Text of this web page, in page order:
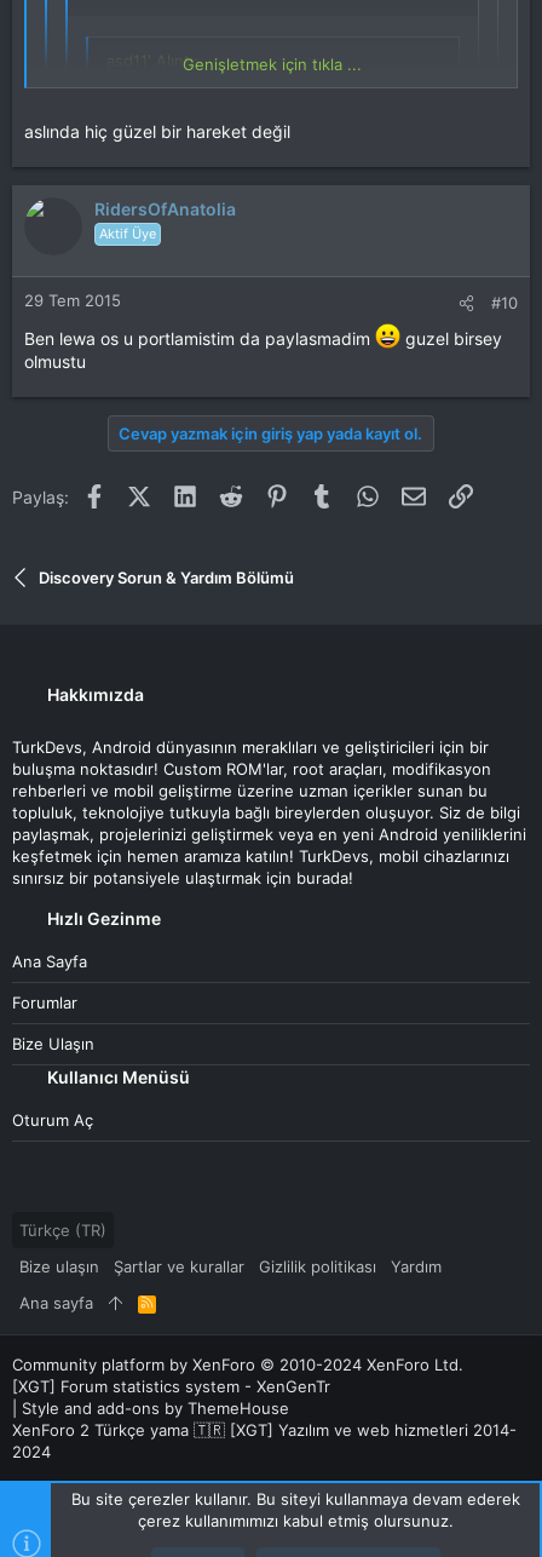
asd11' Alıntı:
Incredible™' Alıntı:
Os yöntemi paylaşılmıyor.Boşuna
Genişletmek için tıkla ...
Genişletmek için tıkla ...
Genişletmek için tıkla ...
aslında hiç güzel bir hareket değil
RidersOfAnatolia
Aktif Üye
29 Tem 2015 #10
Ben lewa os u portlamistim da paylasmadim
guzel birsey
olmustu
Cevap yazmak için giriş yap yada kayıt ol.
Paylaş: FacebookX (Twitter)
LinkedInReddit PinterestTumblr WhatsApp
E-postaLink
Discovery Sorun & Yardım Bölümü
Hakkımızda
TurkDevs, Android dünyasının meraklıları ve geliştiricileri için bir
buluşma noktasıdır! Custom ROM'lar, root araçları, modifikasyon
rehberleri ve mobil geliştirme üzerine uzman içerikler sunan bu
topluluk, teknolojiye tutkuyla bağlı bireylerden oluşuyor. Siz de bilgi
paylaşmak, projelerinizi geliştirmek veya en yeni Android yeniliklerini
keşfetmek için hemen aramıza katılın! TurkDevs, mobil cihazlarınızı
sınırsız bir potansiyele ulaştırmak için burada!
Hızlı Gezinme
Ana Sayfa
Forumlar
Bize Ulaşın
Kullanıcı Menüsü
Oturum Aç
Türkçe (TR)
Bize ulaşın
Şartlar ve kurallar Gizlilik politikası
Yardım
Ana sayfa
R
S
S
Community platform by XenForo © 2010-2024 XenForo Ltd.
[XGT] Forum statistics system - XenGenTr
Style and add-ons by ThemeHouse
XenForo 2 Türkçe yama 🇹🇷 [XGT] Yazılım ve web hizmetleri 2014-
2024
Bu site çerezler kullanır. Bu siteyi kullanmaya devam ederek
çerez kullanımımızı kabul etmiş olursunuz.